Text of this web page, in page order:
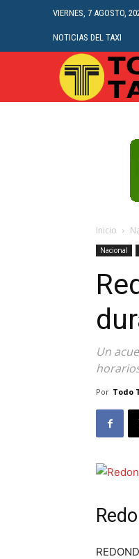
VIERNES, 7 AGOSTO,
NOTICIAS DEL TAXI
Inicio
Nacional
Un
Por Todo